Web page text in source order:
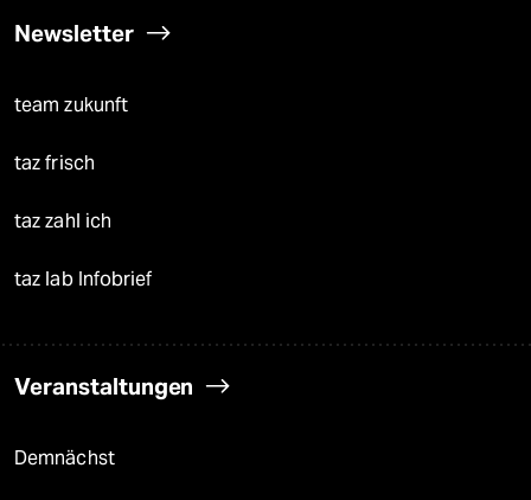
Newsletter
team zukunft
taz frisch
taz zahl ich
taz lab Infobrief
Veranstaltungen
Demnächst